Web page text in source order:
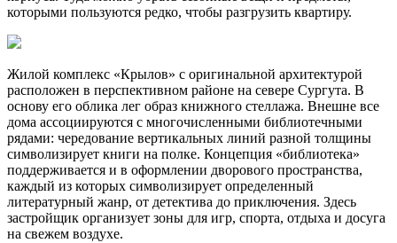
которыми пользуются редко, чтобы разгрузить квартиру.
Жилой комплекс «Крылов» с оригинальной архитектурой
расположен в перспективном районе на севере Сургута. В
основу его облика лег образ книжного стеллажа. Внешне все
дома ассоциируются с многочисленными библиотечными
рядами: чередование вертикальных линий разной толщины
символизирует книги на полке. Концепция «библиотека»
поддерживается и в оформлении дворового пространства,
каждый из которых символизирует определенный
литературный жанр, от детектива до приключения. Здесь
застройщик организует зоны для игр, спорта, отдыха и досуга
на свежем воздухе.